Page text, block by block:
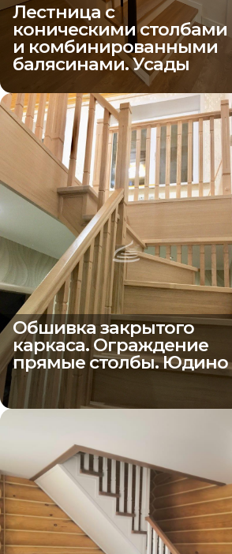
Лестница с
коническими столбами
и комбинированными
балясинами. Усады
Обшивка закрытого
каркаса. Ограждение
прямые столбы. Юдино